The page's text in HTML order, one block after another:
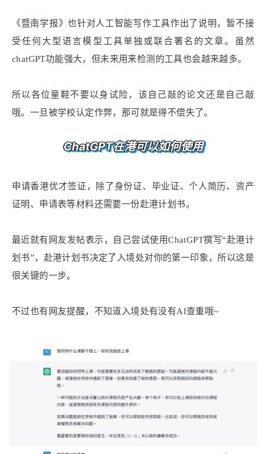
《暨南学报》也针对人工智能写作工具作出了说明，暂不接
受任何大型语言模型工具单独或联合署名的文章。虽然
chatGPT功能强大，但未来用来检测的工具也会越来越多。
所以各位童鞋不要以身试险，该自己敲的论文还是自己敲
哦。一旦被学校认定作弊，那可就是得不偿失了。
ChatGPT在港可以如何使用
申请香港优才签证，除了身份证、毕业证、个人简历、资产
证明、申请表等材料还需要一份赴港计划书。
最近就有网友发帖表示，自己尝试使用ChatGPT撰写“赴港计
划书”，赴港计划书决定了入境处对你的第一印象，所以这是
很关键的一步。
不过也有网友提醒，不知道入境处有没有AI查重哦~